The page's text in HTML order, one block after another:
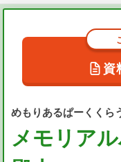
めもりあるぱーくくら
メモリア
資